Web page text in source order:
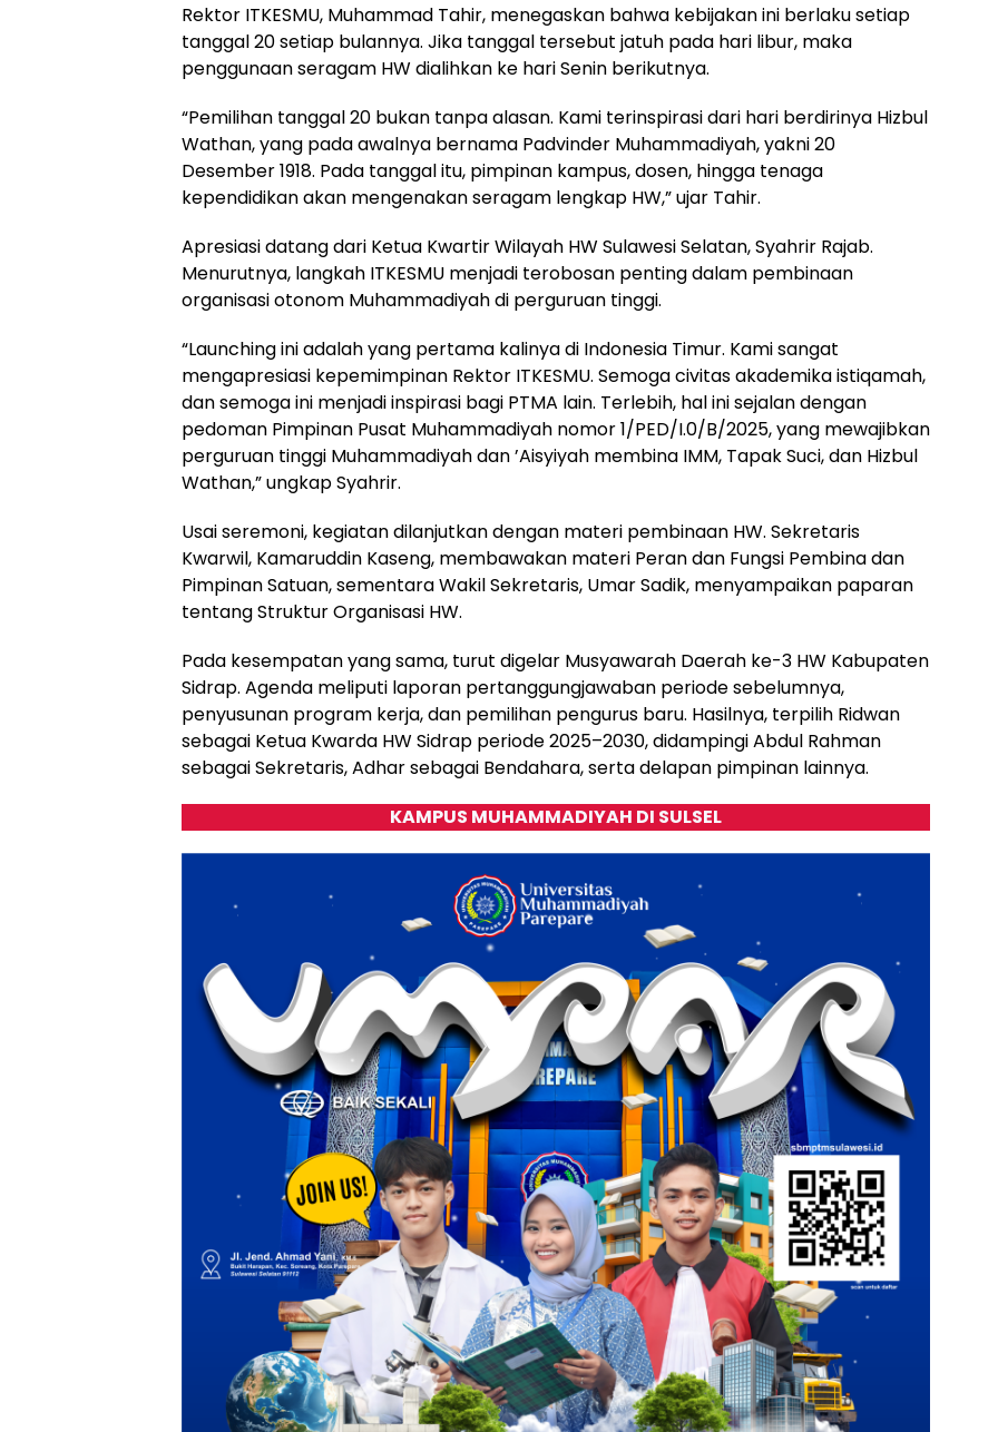
Rektor ITKESMU, Muhammad Tahir, menegaskan bahwa kebijakan ini berlaku setiap
tanggal 20 setiap bulannya. Jika tanggal tersebut jatuh pada hari libur, maka
penggunaan seragam HW dialihkan ke hari Senin berikutnya.
“Pemilihan tanggal 20 bukan tanpa alasan. Kami terinspirasi dari hari berdirinya Hizbul
Wathan, yang pada awalnya bernama Padvinder Muhammadiyah, yakni 20
Desember 1918. Pada tanggal itu, pimpinan kampus, dosen, hingga tenaga
kependidikan akan mengenakan seragam lengkap HW,” ujar Tahir.
Apresiasi datang dari Ketua Kwartir Wilayah HW Sulawesi Selatan, Syahrir Rajab.
Menurutnya, langkah ITKESMU menjadi terobosan penting dalam pembinaan
organisasi otonom Muhammadiyah di perguruan tinggi.
“Launching ini adalah yang pertama kalinya di Indonesia Timur. Kami sangat
mengapresiasi kepemimpinan Rektor ITKESMU. Semoga civitas akademika istiqamah,
dan semoga ini menjadi inspirasi bagi PTMA lain. Terlebih, hal ini sejalan dengan
pedoman Pimpinan Pusat Muhammadiyah nomor 1/PED/I.0/B/2025, yang mewajibkan
perguruan tinggi Muhammadiyah dan ’Aisyiyah membina IMM, Tapak Suci, dan Hizbul
Wathan,” ungkap Syahrir.
Usai seremoni, kegiatan dilanjutkan dengan materi pembinaan HW. Sekretaris
Kwarwil, Kamaruddin Kaseng, membawakan materi Peran dan Fungsi Pembina dan
Pimpinan Satuan, sementara Wakil Sekretaris, Umar Sadik, menyampaikan paparan
tentang Struktur Organisasi HW.
Pada kesempatan yang sama, turut digelar Musyawarah Daerah ke-3 HW Kabupaten
Sidrap. Agenda meliputi laporan pertanggungjawaban periode sebelumnya,
penyusunan program kerja, dan pemilihan pengurus baru. Hasilnya, terpilih Ridwan
sebagai Ketua Kwarda HW Sidrap periode 2025–2030, didampingi Abdul Rahman
sebagai Sekretaris, Adhar sebagai Bendahara, serta delapan pimpinan lainnya.
KAMPUS MUHAMMADIYAH DI SULSEL